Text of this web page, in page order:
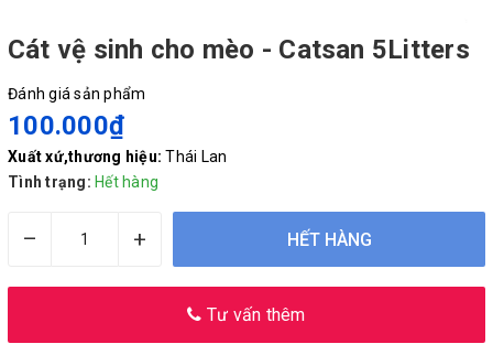
Cát vệ sinh cho mèo - Catsan 5Litters
Đánh giá sản phẩm
100.000₫
Xuất xứ,thương hiệu: Thái Lan
Tình trạng: Hết hàng
– + HẾT HÀNG
Tư vấn thêm